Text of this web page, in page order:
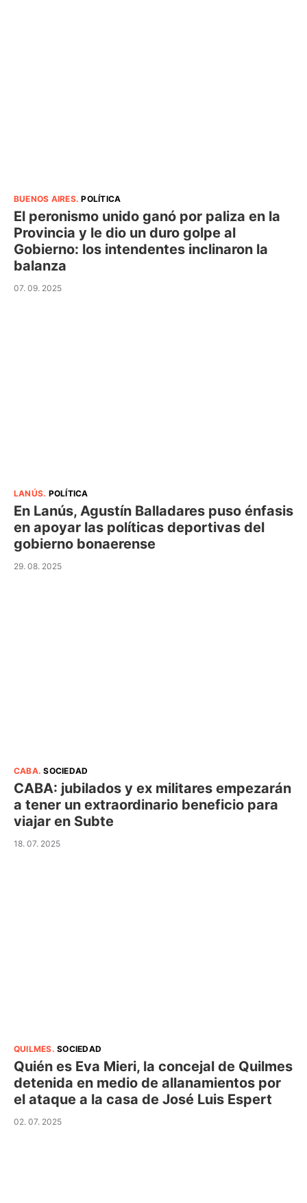
BUENOS AIRES.POLÍTICA
El peronismo unido ganó por paliza en la
Provincia y le dio un duro golpe al
Gobierno: los intendentes inclinaron la
balanza
07. 09. 2025
LANÚS. POLÍTICA
En Lanús, Agustín Balladares puso énfasis
en apoyar las políticas deportivas del
gobierno bonaerense
29. 08. 2025
CABA.SOCIEDAD
CABA: jubilados y ex militares empezarán
a tener un extraordinario beneficio para
viajar en Subte
18. 07. 2025
QUILMES.SOCIEDAD
Quién es Eva Mieri, la concejal de Quilmes
detenida en medio de allanamientos por
el ataque a la casa de José Luis Espert
02. 07. 2025